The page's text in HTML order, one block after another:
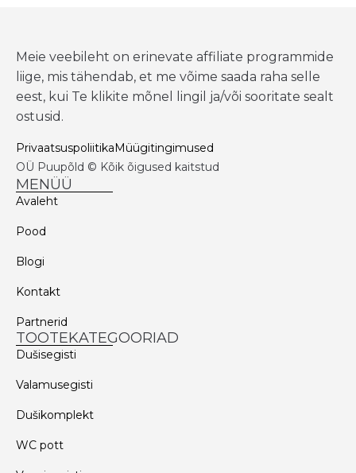
Meie veebileht on erinevate affiliate programmide
liige, mis tähendab, et me võime saada raha selle
eest, kui Te klikite mõnel lingil ja/või sooritate sealt
ostusid.
PrivaatsuspoliitikaMüügitingimused
OÜ Puupõld © Kõik õigused kaitstud
MENÜÜ
Avaleht
Pood
Blogi
Kontakt
Partnerid
TOOTEKATEGOORIAD
Dušisegisti
Valamusegisti
Dušikomplekt
WC pott